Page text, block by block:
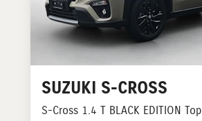
SUZUKI S-CROSS
S-Cross 1.4 T BLACK EDITION